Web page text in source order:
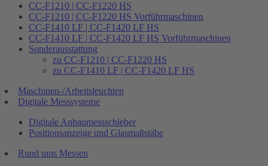
CC-F1210 | CC-F1220 HS
CC-F1210 | CC-F1220 HS Vorführmaschinen
CC-F1410 LF | CC-F1420 LF HS
CC-F1410 LF | CC-F1420 LF HS Vorführmaschinen
Sonderausstattung
zu CC-F1210 | CC-F1220 HS
zu CC-F1410 LF | CC-F1420 LF HS
Maschinen-/Arbeitsleuchten
Digitale Messsysteme
Digitale Anbaumessschieber
Positionsanzeige und Glasmaßstäbe
Rund ums Messen